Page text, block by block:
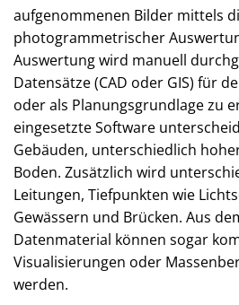
aufgenommenen Bilder mittels
photogrammetrischer
Auswertung wird manuell
Datensätze (CAD oder GIS) für
oder als Planungsgrundlage zu
eingesetzte Software
Gebäuden, unterschiedlich
Boden. Zusätzlich wird
Leitungen, Tiefpunkten wie
Gewässern und Brücken. Aus
Datenmaterial können sogar
Visualisierungen oder
werden.